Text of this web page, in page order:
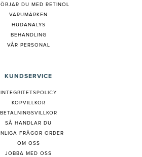
DU MED RETINOL
VARUMÄRKEN
HUDANALYS
BEHANDLING
VÅR PERSONAL
KUNDSERVICE
INTEGRITETSPOLICY
KÖPVILLKOR
BETALNINGSVILLKOR
SÅ HANDLAR DU
FRÅGOR ORDER
OM OSS
JOBBA MED OSS